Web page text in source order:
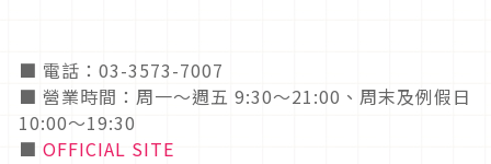
■ 電話：03-3573-7007
■ 營業時間：周一〜週五 9:30～21:00、周末及例假日
10:00～19:30
■ OFFICIAL SITE